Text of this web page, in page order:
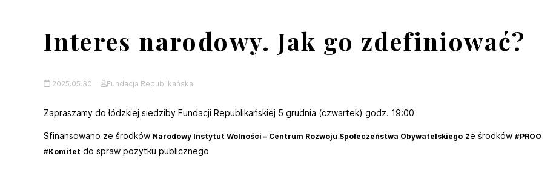
Interes narodowy. Jak go zdefiniować?
2025.05.30 Fundacja Republikańska
Zapraszamy do łódzkiej siedziby Fundacji Republikańskiej 5 grudnia (czwartek) godz. 19:00
Sfinansowano ze środków Narodowy Instytut Wolności – Centrum Rozwoju Społeczeństwa Obywatelskiego ze środków #PROO
#Komitet do spraw pożytku publicznego